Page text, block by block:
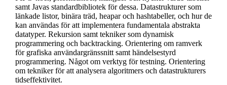
samt Javas standardbibliotek för dessa. Datastrukturer som
länkade listor, binära träd, heapar och hashtabeller, och hur de
kan användas för att implementera fundamentala abstrakta
datatyper. Rekursion samt tekniker som dynamisk
programmering och backtracking. Orientering om ramverk
för grafiska användargränssnitt samt händelsestyrd
programmering. Något om verktyg för testning. Orientering
om tekniker för att analysera algoritmers och datastrukturers
tidseffektivitet.